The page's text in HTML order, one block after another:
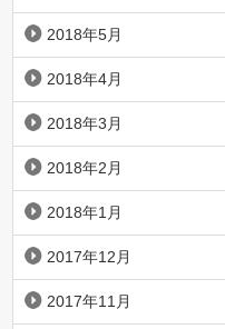
2018年5月
2018年4月
2018年3月
2018年2月
2018年1月
2017年12月
2017年11月